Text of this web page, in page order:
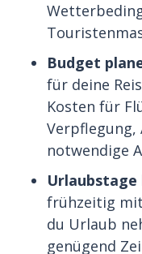
Budget
für deine
Kosten für
notwendige
frühzeitig
du Urlaub
genügend